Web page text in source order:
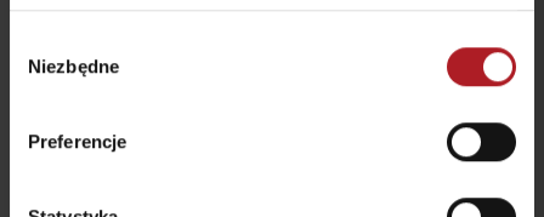
zgody
Niezbędne
Preferencje